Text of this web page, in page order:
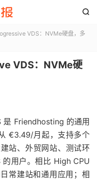

VDS：NVMe硬盘，多
VDS：NVMe硬
Friendhosting 的通用
€3.49/月起，支持多个
站、外贸网站、测试环
用户。相比 High CPU
常建站和通用应用；相